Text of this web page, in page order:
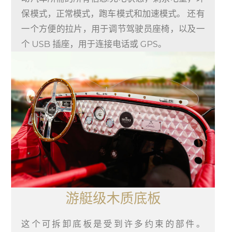
保模式，正常模式，跑车模式和加速模式。 还有
一个方便的拉片，用于调节驾驶员座椅，以及一
个 USB 插座，用于连接电话或 GPS。
游艇级木质底板
这个可拆卸底板是受到许多约束的部件。